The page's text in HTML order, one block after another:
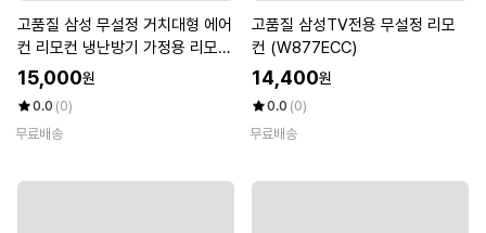
고품질 삼성 무설정 거치대형 에어
컨 리모컨 냉난방기 가정용 리모콘
만능 (W7CB5D1)
15,000원
0.0 (0)
무료배송
고품질 삼성TV전용 무설정 리모
컨 (W877ECC)
14,400원
0.0 (0)
무료배송